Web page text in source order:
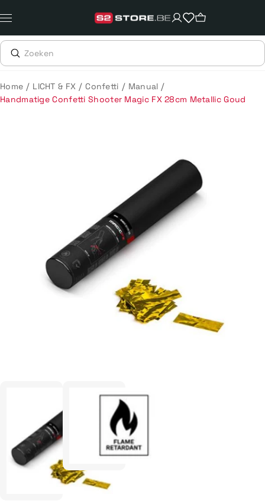
naar
content
Home / LICHT & FX / Confetti / Manual /
Handmatige Confetti Shooter Magic FX 28cm Metallic Goud